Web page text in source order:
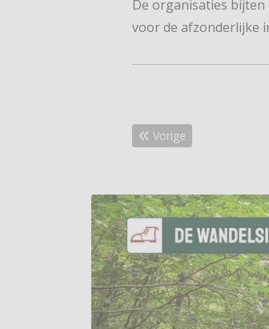
De organisaties
voor de afzonderlijke
Vorig artikel: Heerlijk
Vorige